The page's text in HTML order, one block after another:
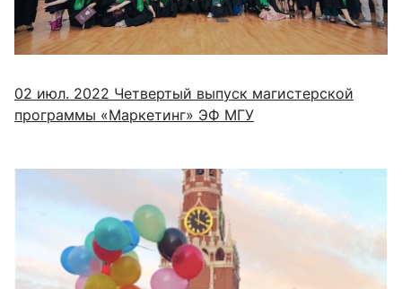
02 июл. 2022 Четвертый выпуск магистерской
программы «Маркетинг» ЭФ МГУ